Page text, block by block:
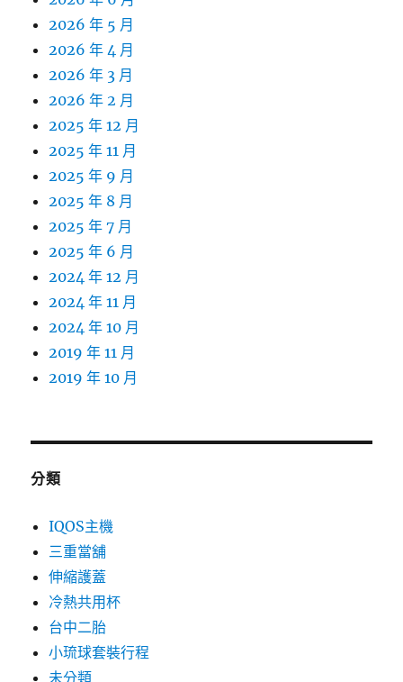
2026 年 5 月
2026 年 4 月
2026 年 3 月
2026 年 2 月
2025 年 12 月
2025 年 11 月
2025 年 9 月
2025 年 8 月
2025 年 7 月
2025 年 6 月
2024 年 12 月
2024 年 11 月
2024 年 10 月
2019 年 11 月
2019 年 10 月
分類
IQOS主機
三重當舖
伸縮護蓋
冷熱共用杯
台中二胎
小琉球套裝行程
未分類